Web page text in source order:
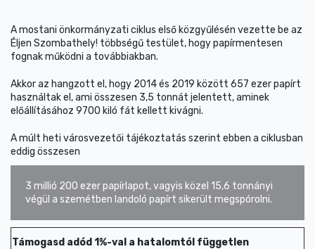
A mostani önkormányzati ciklus első közgyűlésén vezette be az
Éljen Szombathely! többségű testület, hogy papírmentesen
fognak működni a továbbiakban.
Akkor az hangzott el, hogy 2014 és 2019 között 657 ezer papírt
használtak el, ami összesen 3,5 tonnát jelentett, aminek
előállításához 9700 kiló fát kellett kivágni.
A múlt heti városvezetői tájékoztatás szerint ebben a ciklusban
eddig összesen
3 millió 200 ezer papírlapot, vagyis közel 15,6 tonnányi
végül a szemétben landoló papírt sikerült megspórolni.
Támogasd adód 1%-val a hatalomtól független